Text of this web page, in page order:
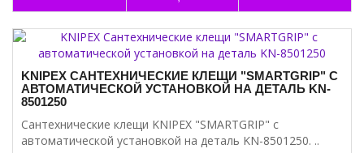
KNIPEX САНТЕХНИЧЕСКИЕ КЛЕЩИ "SMARTGRIP" С
АВТОМАТИЧЕСКОЙ УСТАНОВКОЙ НА ДЕТАЛЬ KN-
8501250
Сантехнические клещи KNIPEX "SMARTGRIP" с
автоматической установкой на деталь KN-8501250. ..